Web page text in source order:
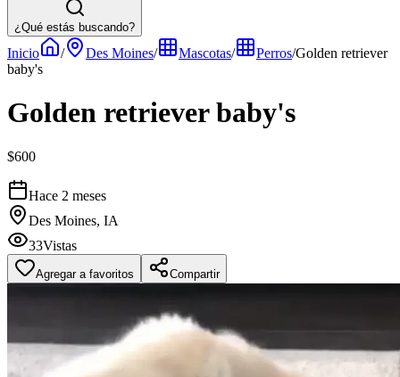
¿Qué estás buscando?
Inicio / Des Moines/ Mascotas/ Perros/Golden retriever
baby's
Golden retriever baby's
$600
Hace 2 meses
Des Moines, IA
33Vistas
Agregar a favoritos Compartir